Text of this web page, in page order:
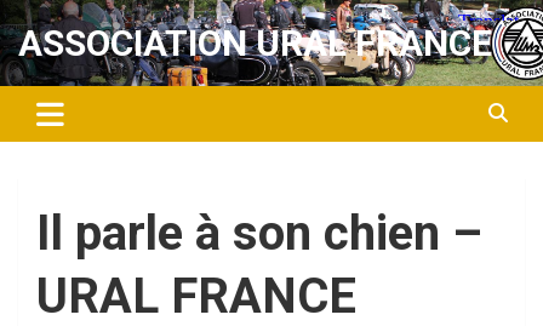
Aller
au
contenu
ASSOCIATION URAL FRANCE
Il parle à son chien –
URAL FRANCE